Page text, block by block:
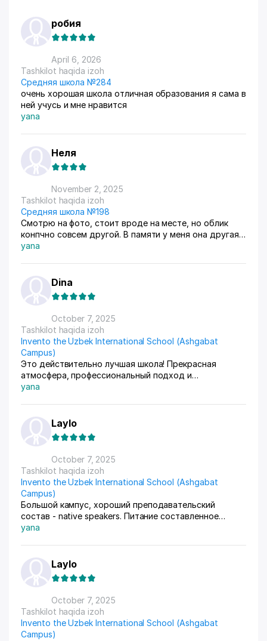
робия
April 6, 2026
Tashkilot haqida izoh
Средняя школа №284
очень хорошая школа отличная образования я сама в
ней учусь и мне нравится
yana
Неля
November 2, 2025
Tashkilot haqida izoh
Средняя школа №198
Смотрю на фото, стоит вроде на месте, но облик
конпчно совсем другой. В памяти у меня она другая и
родная. Закончила школу в 1977 году. Мы обучались
год наоборот. Мы все усились очень дружно, школа
была многонациональная: узбеки, русские, татары,
чеченцы, украинцы, корейцы, немцы, евреи, армяне (
их в Янги- Абаде жили очень много). Как нас было
много👍
yana
Dina
October 7, 2025
Tashkilot haqida izoh
Invento the Uzbek International School (Ashgabat
Campus)
Это действительно лучшая школа! Прекрасная
атмосфера, профессиональный подход и
индивидуальный подход к детям.
yana
Laylo
October 7, 2025
Tashkilot haqida izoh
Invento the Uzbek International School (Ashgabat
Campus)
Большой кампус, хороший преподавательский
состав - native speakers. Питание составленное
поварами и нутрициологами. Обучение по
международный стандарт.
yana
Laylo
October 7, 2025
Tashkilot haqida izoh
Invento the Uzbek International School (Ashgabat
Campus)